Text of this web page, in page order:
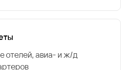
отелей, авиа- и ж/д